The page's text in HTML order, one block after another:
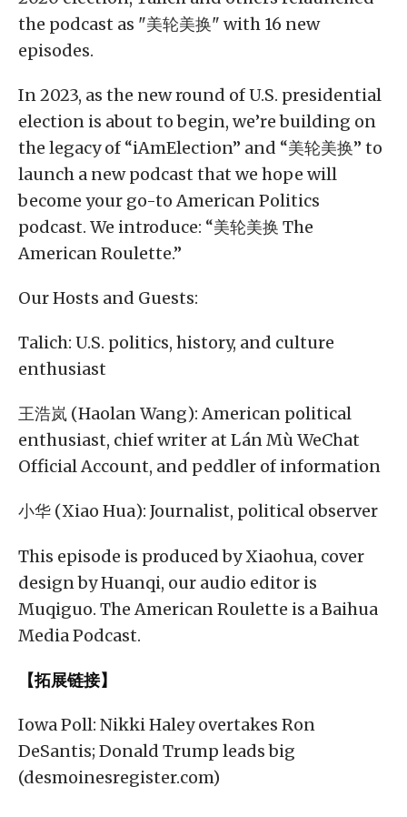
the podcast as "美轮美换" with 16 new
episodes.
In 2023, as the new round of U.S. presidential
election is about to begin, we’re building on
the legacy of “iAmElection” and “美轮美换” to
launch a new podcast that we hope will
become your go-to American Politics
podcast. We introduce: “美轮美换 The
American Roulette.”
Our Hosts and Guests:
Talich: U.S. politics, history, and culture
enthusiast
王浩岚 (Haolan Wang): American political
enthusiast, chief writer at Lán Mù WeChat
Official Account, and peddler of information
小华 (Xiao Hua): Journalist, political observer
This episode is produced by Xiaohua, cover
design by Huanqi, our audio editor is
Muqiguo. The American Roulette is a Baihua
Media Podcast.
【拓展链接】
Iowa Poll: Nikki Haley overtakes Ron
DeSantis; Donald Trump leads big
(desmoinesregister.com)